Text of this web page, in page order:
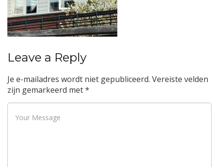
Leave a Reply
Je e-mailadres wordt niet gepubliceerd. Vereiste velden
zijn gemarkeerd met*